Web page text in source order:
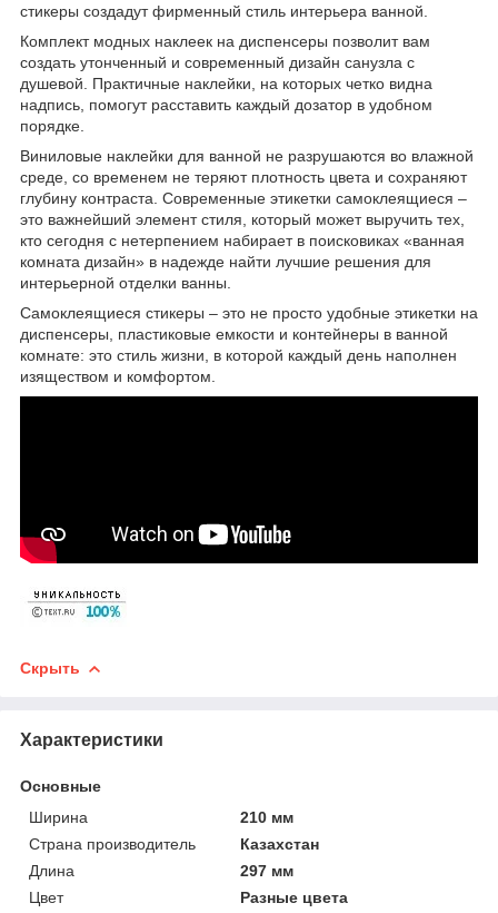
стикеры создадут фирменный стиль интерьера ванной.
Комплект модных наклеек на диспенсеры позволит вам
создать утонченный и современный дизайн санузла с
душевой. Практичные наклейки, на которых четко видна
надпись, помогут расставить каждый дозатор в удобном
порядке.
Виниловые наклейки для ванной не разрушаются во влажной
среде, со временем не теряют плотность цвета и сохраняют
глубину контраста. Современные этикетки самоклеящиеся –
это важнейший элемент стиля, который может выручить тех,
кто сегодня с нетерпением набирает в поисковиках «ванная
комната дизайн» в надежде найти лучшие решения для
интерьерной отделки ванны.
Самоклеящиеся стикеры – это не просто удобные этикетки на
диспенсеры, пластиковые емкости и контейнеры в ванной
комнате: это стиль жизни, в которой каждый день наполнен
изяществом и комфортом.
Скрыть
Характеристики
Основные
Ширина
210 мм
Страна производитель
Казахстан
Длина
297 мм
Цвет
Разные цвета